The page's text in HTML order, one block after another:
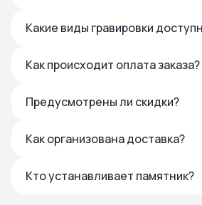
Какие виды гравировки
Как происходит оплата заказа?
Предусмотрены ли скидки?
Как организована доставка?
Кто устанавливает памятник?